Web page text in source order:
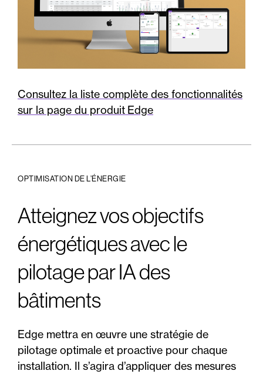
Consultez la liste complète des fonctionnalités
sur la page du produit Edge
OPTIMISATION DE L’ÉNERGIE
Atteignez vos objectifs
énergétiques avec le
pilotage par IA des
bâtiments
Edge mettra en œuvre une stratégie de
pilotage optimale et proactive pour chaque
installation. Il s’agira d’appliquer des mesures